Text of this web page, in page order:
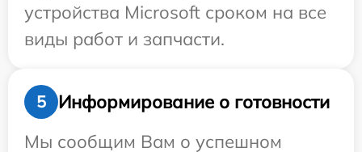
устройства Microsoft сроком на все
виды работ и запчасти.
5
Информирование о готовности
Мы сообщим Вам о успешном